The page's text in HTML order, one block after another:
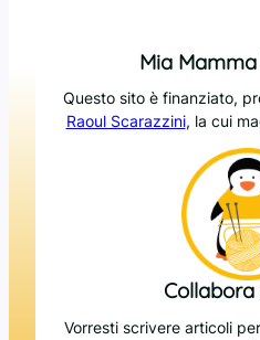
Mia
Questo sito è finanziato,
Raoul Scarazzini, la cui
Vorresti scrivere articoli per